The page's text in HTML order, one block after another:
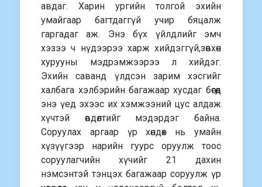
авдаг. Харин ургийн толгой эхийн
умайгаар багтдаггүй учир бяцалж
гаргадаг аж. Энэ бүх үйлдлийг эмч
хэзээ ч нүдээрээ харж хийдэггүй,зөвхөн
хурууны мэдрэмжээрээ л хийдэг.
Эхийн саванд үлдсэн зарим хэсгийг
халбага хэлбэрийн багажаар хусдаг бөгөөд
энэ үед эхээс их хэмжээний цус алдаж
хүчтэй өвдөлтийг мэдэрдэг байна.
Соруулах аргаар үр хөндөх нь умайн
хүзүүгээр нарийн гуурс оруулж тоос
соруулагчийн хүчийг 21 дахин
нэмсэнтэй тэнцэх багажаар соруулж үр